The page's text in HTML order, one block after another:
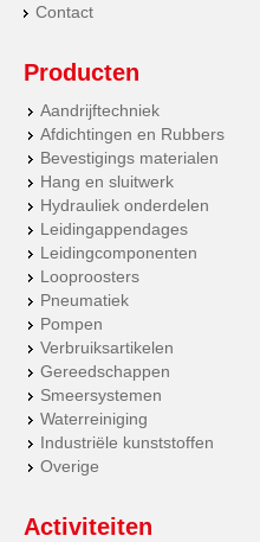
Contact
Producten
Aandrijftechniek
Afdichtingen en Rubbers
Bevestigings materialen
Hang en sluitwerk
Hydrauliek onderdelen
Leidingappendages
Leidingcomponenten
Looproosters
Pneumatiek
Pompen
Verbruiksartikelen
Gereedschappen
Smeersystemen
Waterreiniging
Industriële kunststoffen
Overige
Activiteiten